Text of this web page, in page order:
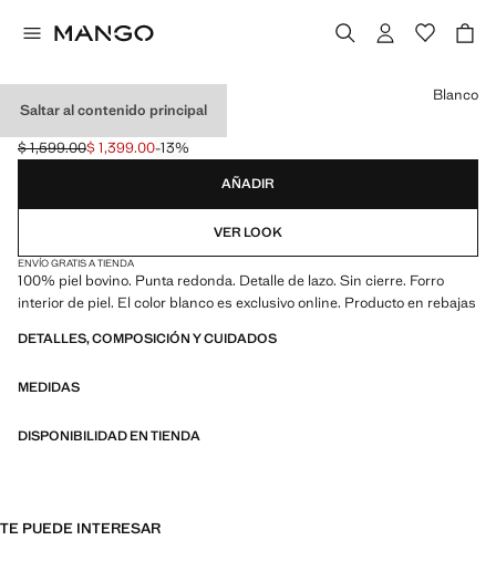
Saltar al contenido principal
BAILARINA PIEL LAZO
Precio inicial tachado [$ 1,599.00 ]
$ 1,599.00
Precio actual [$ 1,399.00 ]
$ 1,399.00-13%
Selecciona un color
Blanco
AÑADIR
VER LOOK
ENVÍO GRATIS A TIENDA
100% piel bovino. Punta redonda. Detalle de lazo. Sin cierre. Forro
interior de piel. El color blanco es exclusivo online. Producto en rebajas
DETALLES, COMPOSICIÓN Y CUIDADOS
MEDIDAS
DISPONIBILIDAD EN TIENDA
TE PUEDE INTERESAR